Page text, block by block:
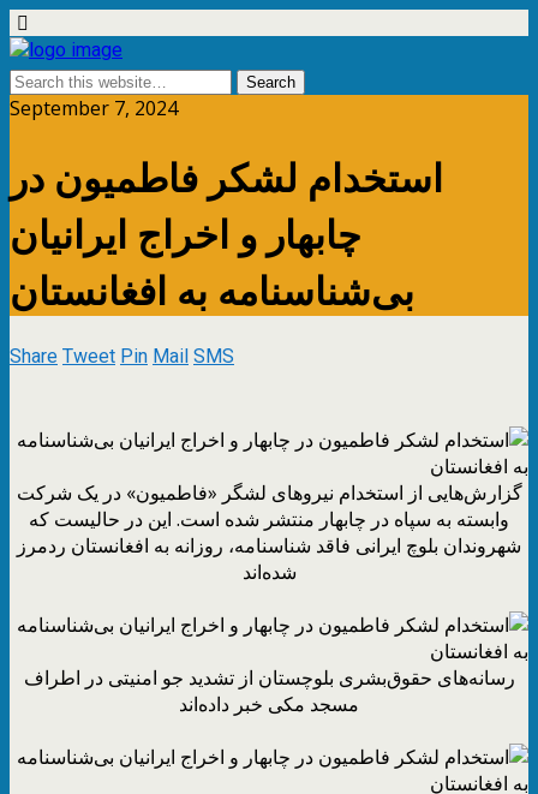
September 7, 2024
استخدام لشکر فاطمیون در
چابهار و اخراج ایرانیان
بی‌شناسنامه‌ به افغانستان
ShareTweetPinMailSMS
گزارش‌هایی از استخدام نیروهای لشگر «فاطمیون» در یک شرکت
وابسته به سپاه در چابهار منتشر شده است. این در حالیست که
شهروندان بلوچ ایرانی فاقد شناسنامه، روزانه به افغانستان ردمرز
شده‌اند
رسانه‌های حقوق‌بشری بلوچستان از تشدید جو امنیتی در اطراف
مسجد مکی خبر داده‌اند